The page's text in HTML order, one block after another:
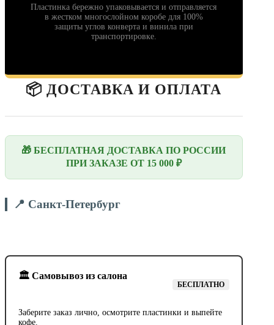
Пластинка бережно упаковывается и отправляется
в жестком многослойном коробе для 100%
защиты углов конверта и винила при
транспортировке.
📦 ДОСТАВКА И ОПЛАТА
🎁 БЕСПЛАТНАЯ ДОСТАВКА ПО РОССИИ
ПРИ ЗАКАЗЕ ОТ 15 000 ₽
📍 Санкт-Петербург
🏛️ Самовывоз из салона
БЕСПЛАТНО
Заберите заказ лично, осмотрите пластинки и выпейте
кофе.